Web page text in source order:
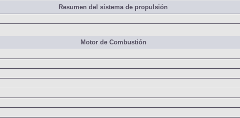
Resumen del sistema de propulsión
Motor de Combustión